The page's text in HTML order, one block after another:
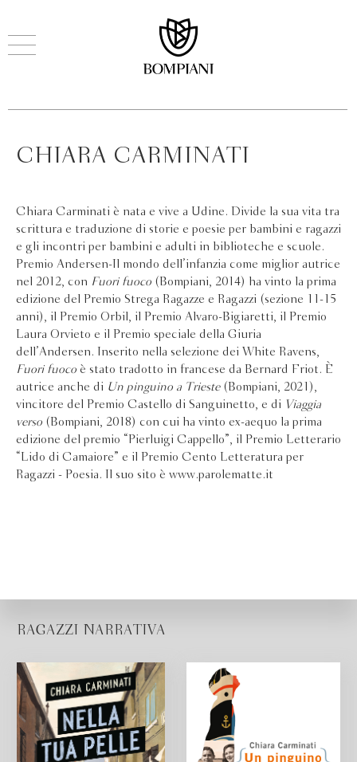
CHIARA CARMINATI
Chiara Carminati è nata e vive a Udine. Divide la sua vita tra
scrittura e traduzione di storie e poesie per bambini e ragazzi
e gli incontri per bambini e adulti in biblioteche e scuole.
Premio Andersen-Il mondo dell’infanzia come miglior autrice
nel 2012, con Fuori fuoco (Bompiani, 2014) ha vinto la prima
edizione del Premio Strega Ragazze e Ragazzi (sezione 11-15
anni), il Premio Orbil, il Premio Alvaro-Bigiaretti, il Premio
Laura Orvieto e il Premio speciale della Giuria
dell’Andersen. Inserito nella selezione dei White Ravens,
Fuori fuoco è stato tradotto in francese da Bernard Friot. È
autrice anche di Un pinguino a Trieste(Bompiani, 2021),
vincitore del Premio Castello di Sanguinetto, e di Viaggia
verso (Bompiani, 2018) con cui ha vinto ex-aequo la prima
edizione del premio “Pierluigi Cappello”, il Premio Letterario
“Lido di Camaiore” e il Premio Cento Letteratura per
Ragazzi - Poesia. Il suo sito è www.parolematte.it
RAGAZZI NARRATIVA